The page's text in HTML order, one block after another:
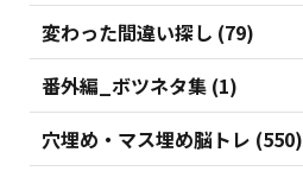
変わった間違い探し (79)
番外編_ボツネタ集 (1)
穴埋め・マス埋め脳トレ (550)